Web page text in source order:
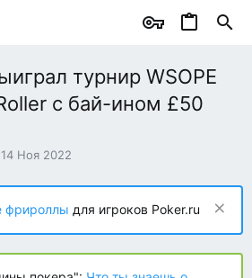
турнир WSOPE
с бай-ином £50
Д
т
н
а
ч
14 Ноя 2022
фрироллы для игроков Poker.ru